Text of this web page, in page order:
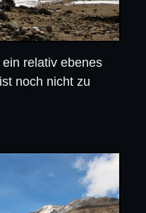
relativ ebenes
noch nicht zu